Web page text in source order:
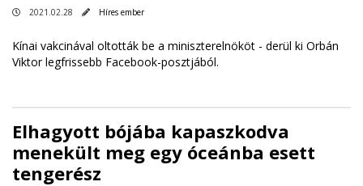
2021.02.28 Híres ember
Kínai vakcinával oltották be a miniszterelnököt - derül ki Orbán
Viktor legfrissebb Facebook-posztjából.
Elhagyott bójába kapaszkodva
menekült meg egy óceánba esett
tengerész